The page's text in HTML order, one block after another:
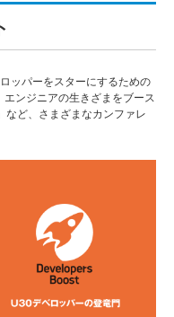
ッパーをスターにするための
ンジニアの生きざまをブース
など、さまざまなカンファレ